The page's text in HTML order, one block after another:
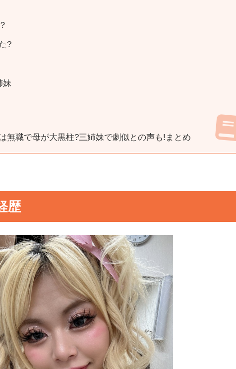
?
妹
無職で母が大黒柱?三姉妹で劇似との声も!まとめ
歴